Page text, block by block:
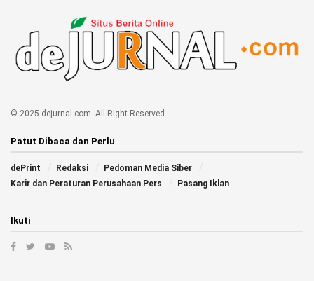
© 2025 dejurnal.com. All Right Reserved
Patut Dibaca dan Perlu
dePrint Redaksi
Pedoman Media Siber
Karir dan Peraturan Perusahaan Pers
Pasang Iklan
Ikuti